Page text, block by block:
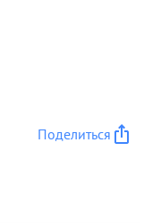
Поделиться